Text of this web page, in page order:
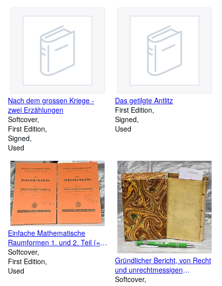
Nach dem grossen Kriege -
zwei Erzählungen
Softcover
First Edition
Signed
Used
Das getilgte Antlitz
First Edition
Signed
Used
Einfache Mathematische
Raumformen 1. und 2. Teil (=
Mathematisch-
naturwissenschaftliche
Raumbilder Reihe A -
Softcover
First Edition
Used
Gründlicher Bericht, von Recht
und unrechtmessigen
Ursachen offensive oder
Softcover